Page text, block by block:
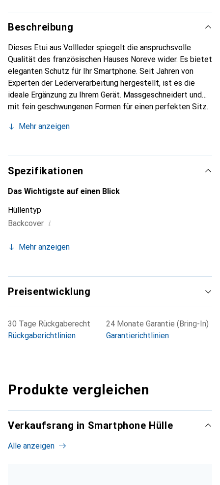
Beschreibung
Dieses Etui aus Vollleder spiegelt die anspruchsvolle
Qualität des französischen Hauses Noreve wider. Es bietet
eleganten Schutz für Ihr Smartphone. Seit Jahren von
Experten der Lederverarbeitung hergestellt, ist es die
ideale Ergänzung zu Ihrem Gerät. Massgeschneidert und
mit fein geschwungenen Formen für einen perfekten Sitz.
Smartphone. Die Marke Noreve ist international für ihre
für den anspruchsvollen Kunden.
Mehr anzeigen
Spezifikationen
Das Wichtigste auf einen Blick
Hüllentyp
Backcover i
Mehr anzeigen
Preisentwicklung
30 Tage Rückgaberecht
Rückgaberichtlinien
24 Monate Garantie (Bring-In)
Garantierichtlinien
Produkte vergleichen
Verkaufsrang in Smartphone Hülle
Alle anzeigen